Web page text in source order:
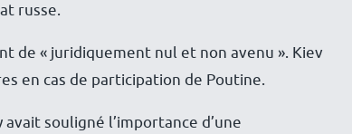
russe.
de « juridiquement nul et non avenu ». Kiev
en cas de participation de Poutine.
souligné l’importance d’une